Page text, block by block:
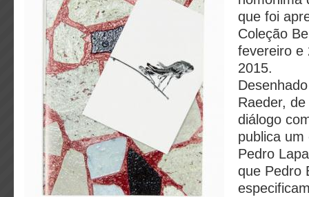
que foi
Coleção
fevereiro e
2015.
Raeder,
diálogo
publica um
Pedro
que Pedro